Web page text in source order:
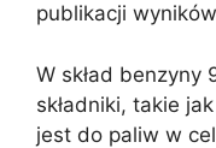
publikacji wyników
W skład benzyny
składniki, takie
jest do paliw w